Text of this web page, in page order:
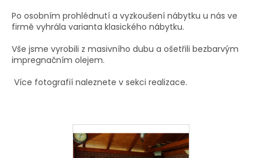
Po osobním prohlédnutí a vyzkoušení nábytku u nás ve
firmě vyhrála varianta klasického nábytku.
Vše jsme vyrobili z masivního dubu a ošetřili bezbarvým
impregnačním olejem.
Více fotografií naleznete v sekci realizace.